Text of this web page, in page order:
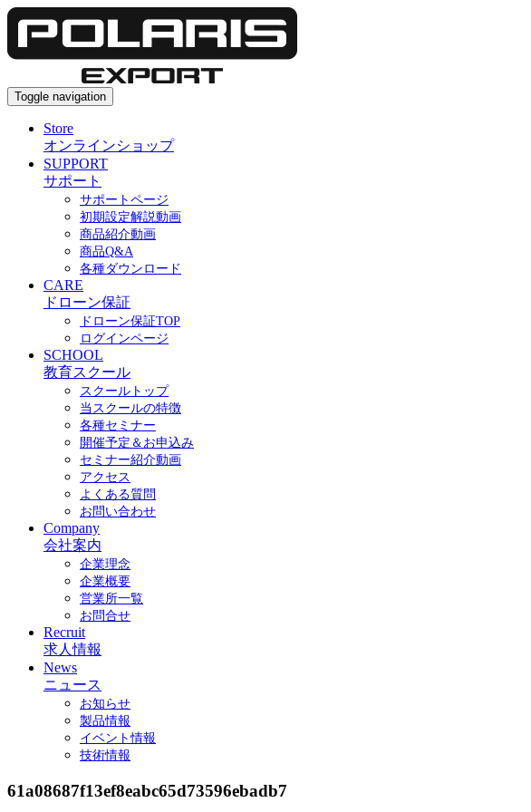
Toggle navigation
Store
オンラインショップ
SUPPORT
サポート
サポートページ
初期設定解説動画
商品紹介動画
商品Q&A
各種ダウンロード
CARE
ドローン保証
ドローン保証TOP
ログインページ
SCHOOL
教育スクール
スクールトップ
当スクールの特徴
各種セミナー
開催予定＆お申込み
セミナー紹介動画
アクセス
よくある質問
お問い合わせ
Company
会社案内
企業理念
企業概要
営業所一覧
お問合せ
Recruit
求人情報
News
ニュース
お知らせ
製品情報
イベント情報
技術情報
61a08687f13ef8eabc65d73596ebadb7